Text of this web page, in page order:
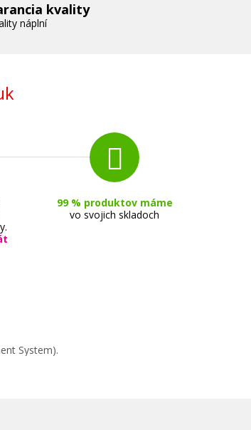
kvality
náplní
99 % produktov máme
vo svojich skladoch
System).